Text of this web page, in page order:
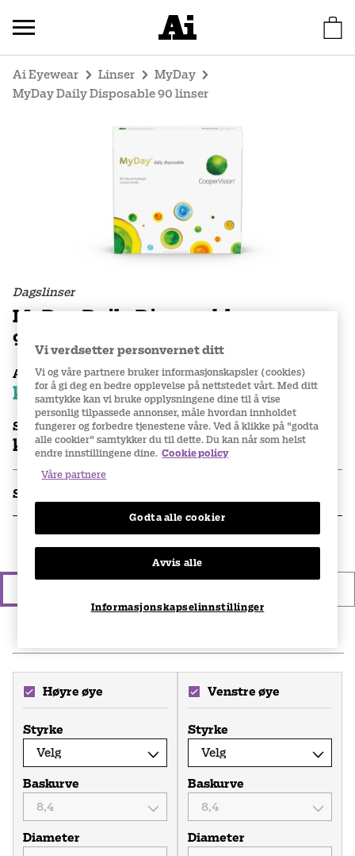
Ai Eyewear Linser
MyDay
MyDay Daily Disposable 90 linser
Dagslinser
MyDay Daily Disposable
90 linser
Abonnementspris
kr 699 per eske
Stykkpris
kr 745 per eske
Spesifikasjoner
Høyre øye
Styrke
Baskurve
Diameter
Venstre øye
Styrke
Baskurve
Diameter
Vi verdsetter personvernet ditt
Vi og våre partnere bruker informasjonskapsler (cookies)
for å gi deg en bedre opplevelse på nettstedet vårt. Med ditt
samtykke kan vi bruke opplysningene dine til å vise
personlig tilpassede annonser, måle hvordan innholdet
fungerer og forbedre tjenestene våre. Ved å klikke på "godta
alle cookier" samtykker du til dette. Du kan når som helst
endre innstillingene dine. Cookie policy
Våre partnere
Informasjonskapselinnstillinger
Avvis alle
Godta alle cookier